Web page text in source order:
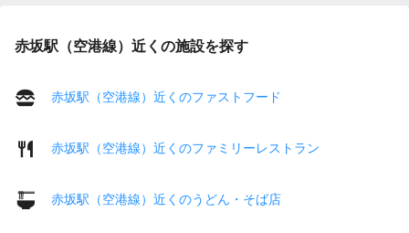
赤坂駅（空港線）近くの施設を探す
赤坂駅（空港線）近くのファストフード
赤坂駅（空港線）近くのファミリーレストラン
赤坂駅（空港線）近くのうどん・そば店